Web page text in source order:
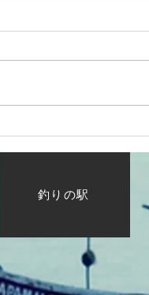
釣果報告
釣りの駅